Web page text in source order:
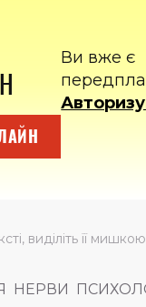
Ви вже є
виділіть її
НЕРВИ